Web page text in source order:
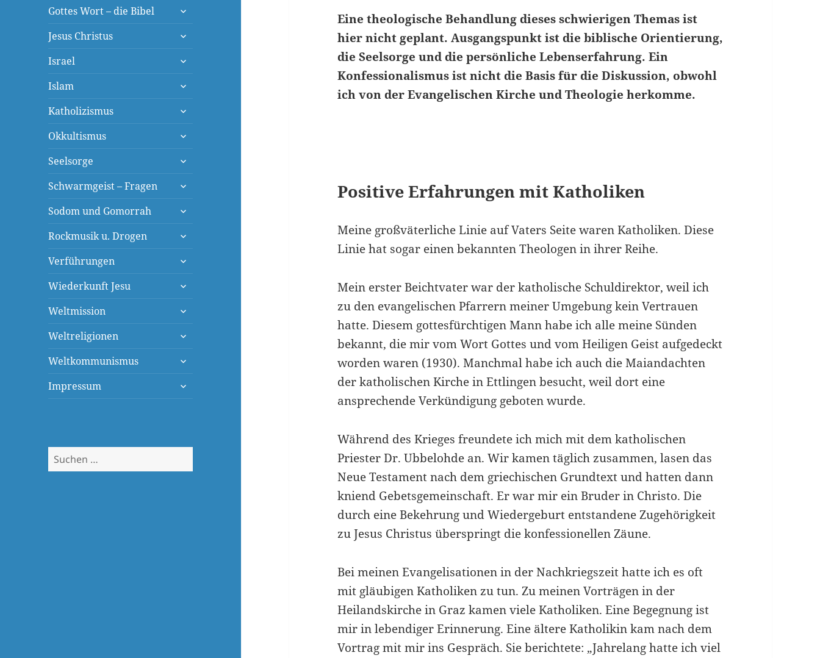
Gottes Wort – die Bibel
untermenü
Jesus Christus
untermenü
Israel
untermenü
Islam
untermenü
Katholizismus
untermenü
Okkultismus
untermenü
Seelsorge
untermenü
Schwarmgeist – Fragen
untermenü
Sodom und Gomorrah
untermenü
Rockmusik u. Drogen
untermenü
Verführungen
untermenü
Wiederkunft Jesu
untermenü
Weltmission
untermenü
Weltreligionen
untermenü
Weltkommunismus
untermenü
Impressum
untermenü
Suchen
nach:
Eine theologische Behandlung dieses schwierigen Themas ist
hier nicht geplant. Ausgangspunkt ist die biblische Orientierung,
die Seelsorge und die persönliche Lebenserfahrung. Ein
Konfessio­nalismus ist nicht die Basis für die Diskussion, obwohl
ich von der Evangelischen Kirche und Theologie herkomme.
Positive Erfahrungen mit Katholiken
Meine großväterliche Linie auf Vaters Seite waren Katholiken. Diese
Linie hat sogar einen bekannten Theologen in ihrer Reihe.
Mein erster Beichtvater war der katholische Schuldirektor, weil ich
zu den evangelischen Pfarrern meiner Umgebung kein Vertrau­en
hatte. Diesem gottesfürchtigen Mann habe ich alle meine Sünden
bekannt, die mir vom Wort Gottes und vom Heiligen Geist aufgedeckt
worden waren (1930). Manchmal habe ich auch die Maian­dachten
der katholischen Kirche in Ettlingen besucht, weil dort eine
ansprechende Verkündigung geboten wurde.
Während des Krieges freundete ich mich mit dem katholischen
Priester Dr. Ubbelohde an. Wir kamen täglich zusammen, lasen das
Neue Testament nach dem griechischen Grundtext und hatten dann
kniend Gebetsgemeinschaft. Er war mir ein Bruder in Christo. Die
durch eine Bekehrung und Wiedergeburt entstandene Zugehörigkeit
zu Jesus Christus überspringt die konfessionellen Zäune.
Bei meinen Evangelisationen in der Nachkriegszeit hatte ich es oft
mit gläubigen Katholiken zu tun. Zu meinen Vorträgen in der
Heilandskirche in Graz kamen viele Katholiken. Eine Begegnung ist
mir in lebendiger Erinnerung. Eine ältere Katholikin kam nach dem
Vortrag mit mir ins Gespräch. Sie berichtete: „Jahrelang hatte ich viel